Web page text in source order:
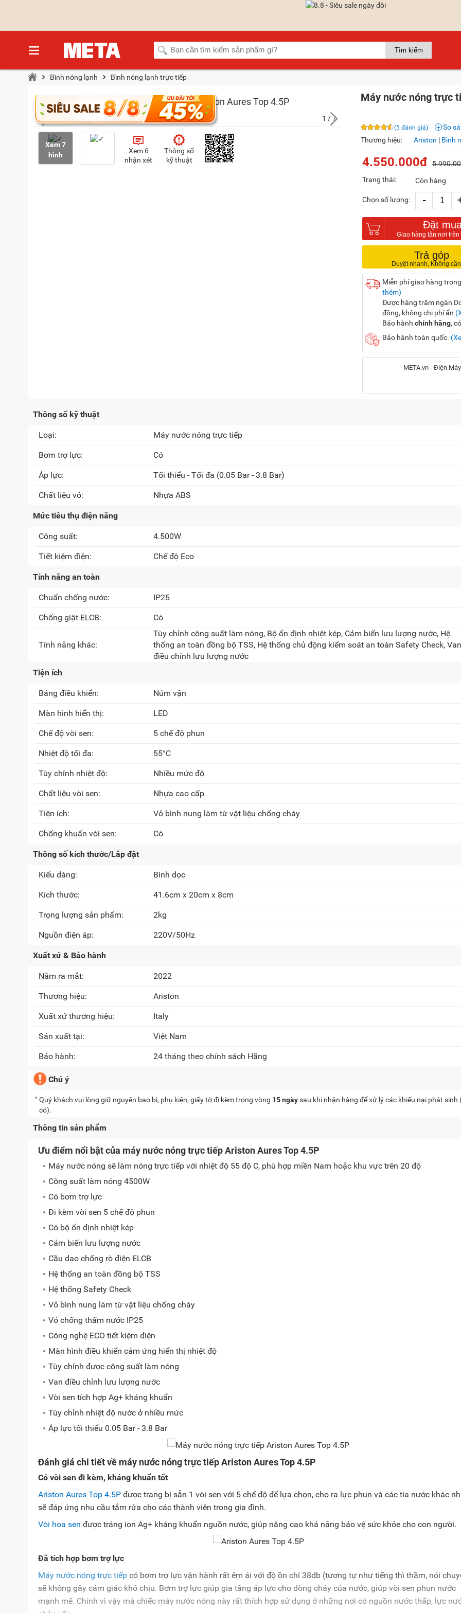
Bình nóng lạnh Bình nóng lạnh trực tiếp
1 / 7
Xem 7
hình
Xem 6
nhận xét
Thông số
kỹ thuật
Máy nước nóng trực
(5 đánh giá)
So
Thương hiệu:
Ariston | Bình
4.550.000đ
Trạng thái:
Còn hàng
Chọn số lượng: -
Đặt
Trả góp
Miễn phí giao hàng
thêm)
Được hàng trăm ngàn
đồng, không chi phí ẩn
Bảo hành chính hãng,
Bảo hành toàn quốc.
META.vn - Điện
Địa chỉ:
Thông số kỹ thuật
Loại: Máy nước nóng trực tiếp
Bơm trợ lực: Có
Áp lực: Tối thiểu - Tối đa (0.05 Bar - 3.8 Bar)
Chất liệu vỏ: Nhựa ABS
Mức tiêu thụ điện năng
Công suất: 4.500W
Tiết kiệm điện: Chế độ Eco
Tính năng an toàn
Chuẩn chống nước: IP25
Chống giật ELCB: Có
Tính năng khác:
Tùy chỉnh công suất làm nóng, Bộ ổn định nhiệt kép, Cảm biến lưu lượng nước, Hệ
thống an toàn đồng bộ TSS, Hệ thống chủ động kiểm soát an toàn Safety Check, Van
điều chỉnh lưu lượng nước
Tiện ích
Bảng điều khiển: Núm vặn
Màn hình hiển thị: LED
Chế độ vòi sen: 5 chế độ phun
Nhiệt độ tối đa: 55°C
Tùy chỉnh nhiệt độ: Nhiều mức độ
Chất liệu vòi sen: Nhựa cao cấp
Tiện ích: Vỏ bình nung làm từ vật liệu chống cháy
Chống khuẩn vòi sen: Có
Thông số kích thước/Lắp đặt
Kiểu dáng: Bình dọc
Kích thước: 41.6cm x 20cm x 8cm
Trọng lượng sản phẩm: 2kg
Nguồn điện áp: 220V/50Hz
Xuất xứ & Bảo hành
Năm ra mắt: 2022
Thương hiệu: Ariston
Xuất xứ thương hiệu: Italy
Sản xuất tại: Việt Nam
Bảo hành: 24 tháng theo chính sách Hãng
Chú ý
Quý khách vui lòng giữ nguyên bao bì, phụ kiện, giấy tờ đi kèm trong vòng 15 ngàysau khi nhận hàng để xử lý các khiếu nại phát sinh
có).
Thông tin sản phẩm
Ưu điểm nổi bật của máy nước nóng trực tiếp Ariston Aures Top 4.5P
Máy nước nóng sẽ làm nóng trực tiếp với nhiệt độ 55 độ C, phù hợp miền Nam hoặc khu vực trên 20 độ
Công suất làm nóng 4500W
Có bơm trợ lực
Đi kèm vòi sen 5 chế độ phun
Có bộ ổn định nhiệt kép
Cảm biến lưu lượng nước
Cầu dao chống rò điện ELCB
Hệ thống an toàn đồng bộ TSS
Hệ thống Safety Check
Vỏ bình nung làm từ vật liệu chống cháy
Vỏ chống thấm nước IP25
Công nghệ ECO tiết kiệm điện
Màn hình điều khiển cảm ứng hiển thị nhiệt độ
Tùy chỉnh được công suất làm nóng
Van điều chỉnh lưu lượng nước
Vòi sen tích hợp Ag+ kháng khuẩn
Tùy chỉnh nhiệt độ nước ở nhiều mức
Áp lực tối thiểu 0.05 Bar - 3.8 Bar
Đánh giá chi tiết về máy nước nóng trực tiếp Ariston Aures Top 4.5P
Có vòi sen đi kèm, kháng khuẩn tốt
Ariston Aures Top 4.5P được trang bị sẵn 1 vòi sen với 5 chế độ để lựa chọn, cho ra lực phun và các tia nước khác
sẽ đáp ứng nhu cầu tắm rửa cho các thành viên trong gia đình.
Vòi hoa sen được tráng ion Ag+ kháng khuẩn nguồn nước, giúp nâng cao khả năng bảo vệ sức khỏe cho con người.
Đã tích hợp bơm trợ lực
Máy nước nóng trực tiếp có bơm trợ lực vận hành rất êm ái với độ ồn chỉ 38db (tương tự như tiếng thì thầm, nói
sẽ không gây cảm giác khó chịu. Bơm trợ lực giúp gia tăng áp lực cho dòng chảy của nước, giúp vòi sen phun nước
mạnh mẽ. Chính vì vậy mà chiếc máy nước nóng này rất thích hợp sử dụng ở những nơi có nguồn nước thấp, lực